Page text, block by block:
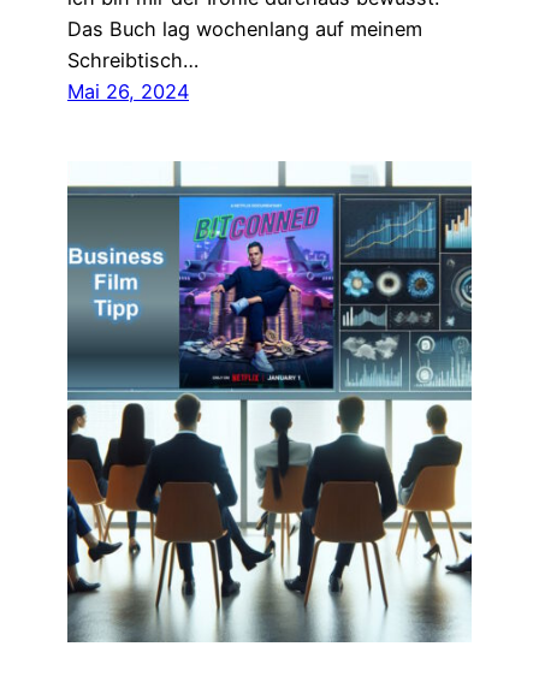
Das Buch lag wochenlang auf meinem
Schreibtisch…
Mai 26, 2024